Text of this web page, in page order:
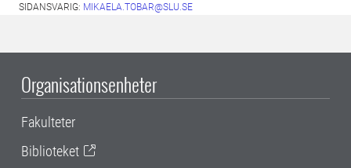
SIDANSVARIG: MIKAELA.TOBAR@SLU.SE
Organisationsenheter
Fakulteter
Biblioteket